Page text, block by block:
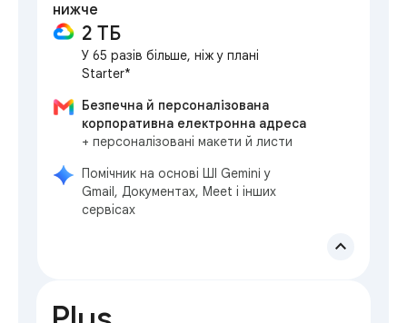
нижче
2 ТБ
У 65 разів більше, ніж у плані
Starter*
Безпечна й персоналізована
корпоративна електронна адреса
+ персоналізовані макети й листи
Помічник на основі ШІ Gemini у
Gmail, Документах, Meet і інших
сервісах
expand_less